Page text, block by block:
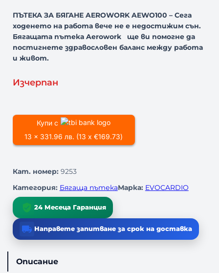
ПЪТЕКА ЗА БЯГАНЕ AEROWORK AEWO100 – Сега
ходенето на работа вече не е недостижим сън.
Бягащата пътека Aerowork ще ви помогне да
постигнете здравословен баланс между работа
и живот.
Изчерпан
Купи с
13 x 331.96 лв. (13 x €169.73)
Кат. номер: 9253
Категория: Бягаща пътекаМарка: EVOCARDIO
24 Месеца Гаранция
Направете запитване за срок на доставка
Описание